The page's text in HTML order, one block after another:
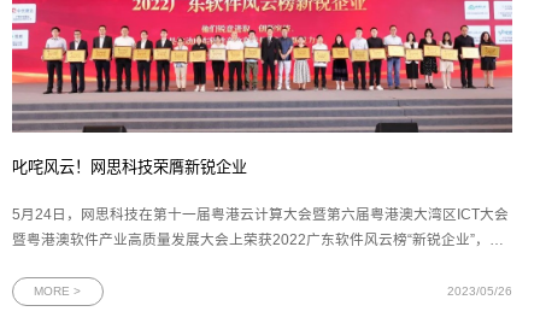
叱咤风云！网思科技荣膺新锐企业
5月24日，网思科技在第十一届粤港云计算大会暨第六届粤港澳大湾区ICT大会
暨粤港澳软件产业高质量发展大会上荣获2022广东软件风云榜“新锐企业”，被
新锐企业奖牌2022年广东软件风云榜由羊城晚报报业集团、广东软件行业协
MORE > 2023/05/26